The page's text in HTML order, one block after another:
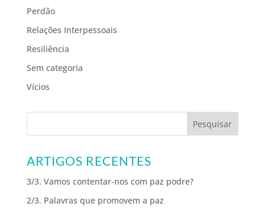
Perdão
Relações Interpessoais
Resiliência
Sem categoria
Vícios
ARTIGOS RECENTES
3/3. Vamos contentar-nos com paz podre?
2/3. Palavras que promovem a paz